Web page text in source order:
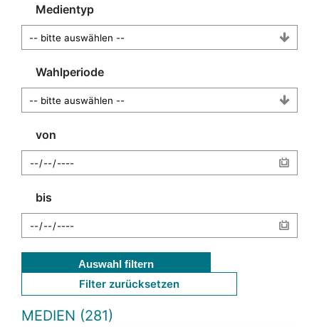
Medientyp
Wahlperiode
von
bis
Auswahl filtern
Filter zurücksetzen
MEDIEN (281)